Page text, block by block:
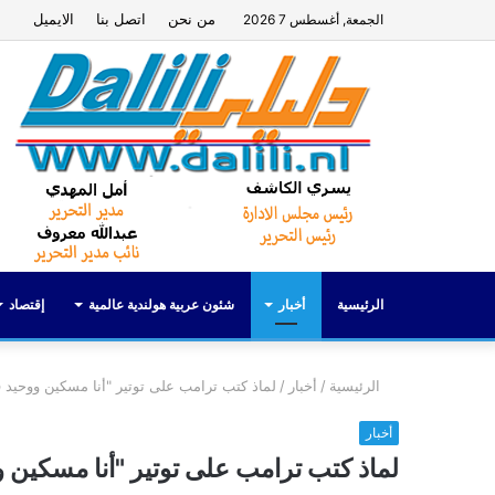
الجمعة, أغسطس 7 2026 من نحن اتصل بنا الايميل
الرئيسية أخبار شئون عربية هولندية عالمية إقتصاد
الرئيسية / أخبار / لماذ كتب ترامب على توتير "أنا مسكين ووحيد
أخبار
لماذ كتب ترامب على توتير "أنا مسكين